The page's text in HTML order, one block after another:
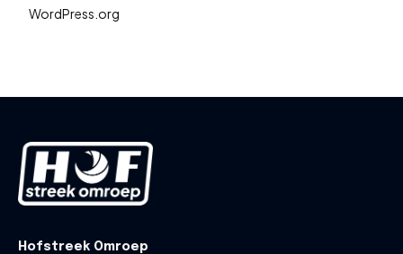
WordPress.org
Hofstreek Omroep